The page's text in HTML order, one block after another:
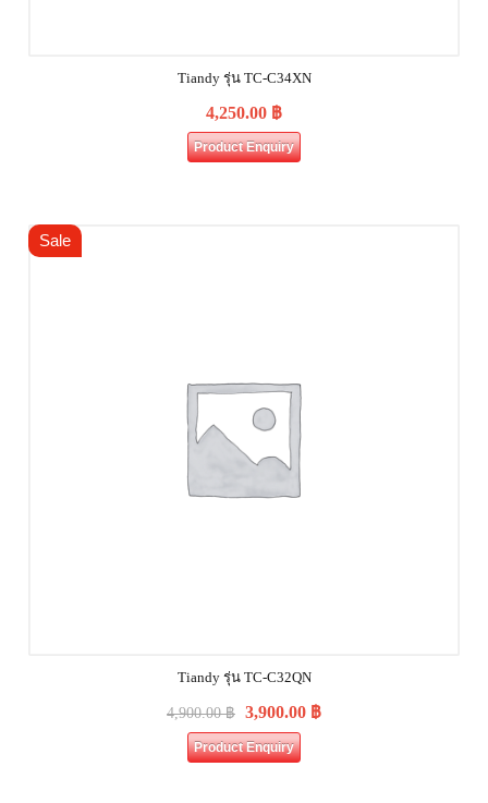
Tiandy รุ่น TC-C34XN
4,250.00 ฿
Product Enquiry
Sale
Tiandy รุ่น TC-C32QN
4,900.00฿ 3,900.00 ฿
Product Enquiry